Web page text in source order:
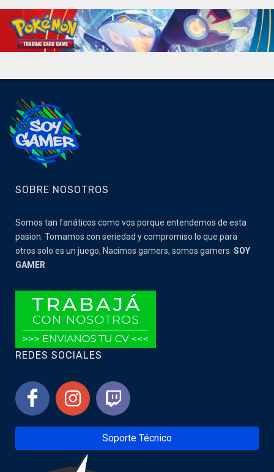
SOBRE NOSOTROS
Somos tan fanáticos como vos porque entendemos de esta
pasion. Tomamos con seriedad y compromiso lo que para
otros solo es un juego, Nacimos gamers, somos gamers. SOY
GAMER
REDES SOCIALES
Soporte Técnico